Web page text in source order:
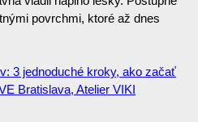
povrchmi, ktoré až dnes